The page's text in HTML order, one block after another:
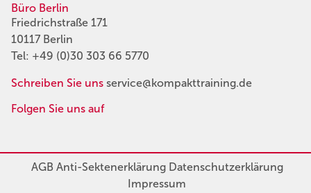
Büro Berlin
Friedrichstraße 171
10117 Berlin
Tel: +49 (0)30 303 66 5770
Schreiben Sie uns service@kompakttraining.de
Folgen Sie uns auf
AGBAnti-SektenerklärungDatenschutzerklärung
Impressum